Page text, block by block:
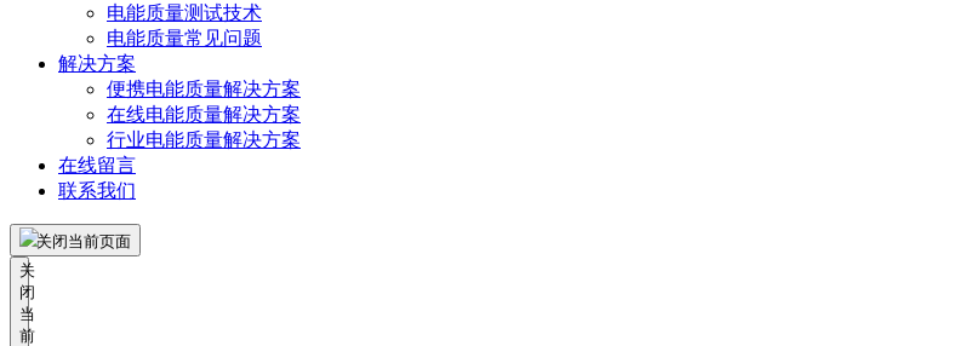
电能质量测试技术
电能质量常见问题
解决方案
便携电能质量解决方案
在线电能质量解决方案
行业电能质量解决方案
在线留言
联系我们
关闭当前页面
关
闭
当
前